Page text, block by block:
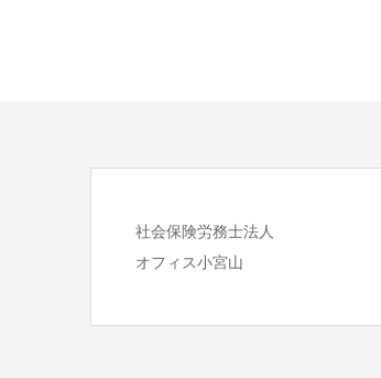
社会保険労務士法人
オフィス小宮山